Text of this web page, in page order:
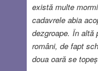
există multe
cadavrele abia
dezgroape. În altă
români, de fapt
doua oară se